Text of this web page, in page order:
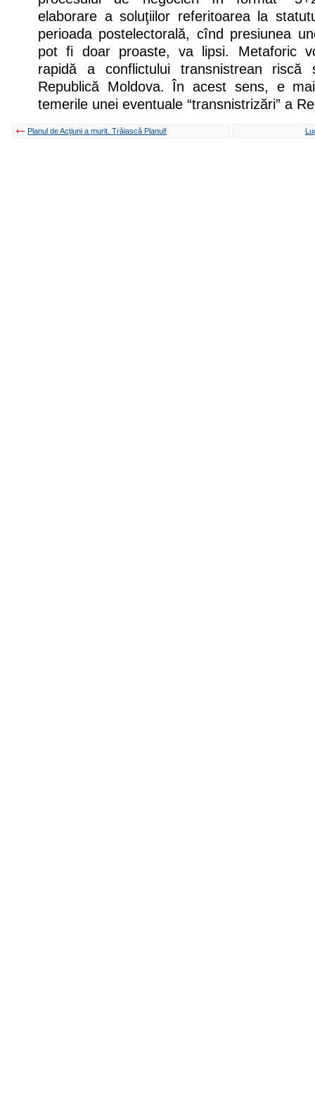
elaborare a soluţiilor referitoarea la
perioada postelectorală, cînd presiunea
pot fi doar proaste, va lipsi. Metaforic
rapidă a conflictului transnistrean riscă
Republică Moldova. În acest sens, e
temerile unei eventuale “transnistrizări” a
Planul de Acţiuni a murit. Trăiască Planul!